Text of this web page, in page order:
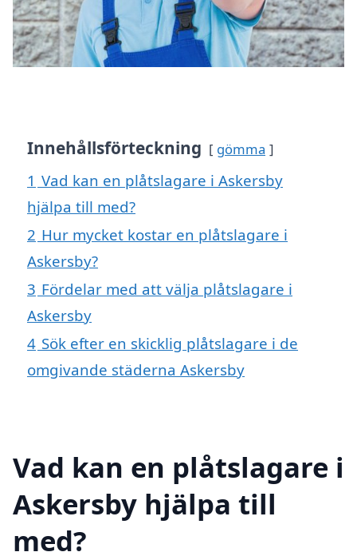
Innehållsförteckning gömma
1 Vad kan en plåtslagare i Askersby
hjälpa till med?
2 Hur mycket kostar en plåtslagare i
Askersby?
3 Fördelar med att välja plåtslagare i
Askersby
4 Sök efter en skicklig plåtslagare i de
omgivande städerna Askersby
Vad kan en plåtslagare i
Askersby hjälpa till
med?